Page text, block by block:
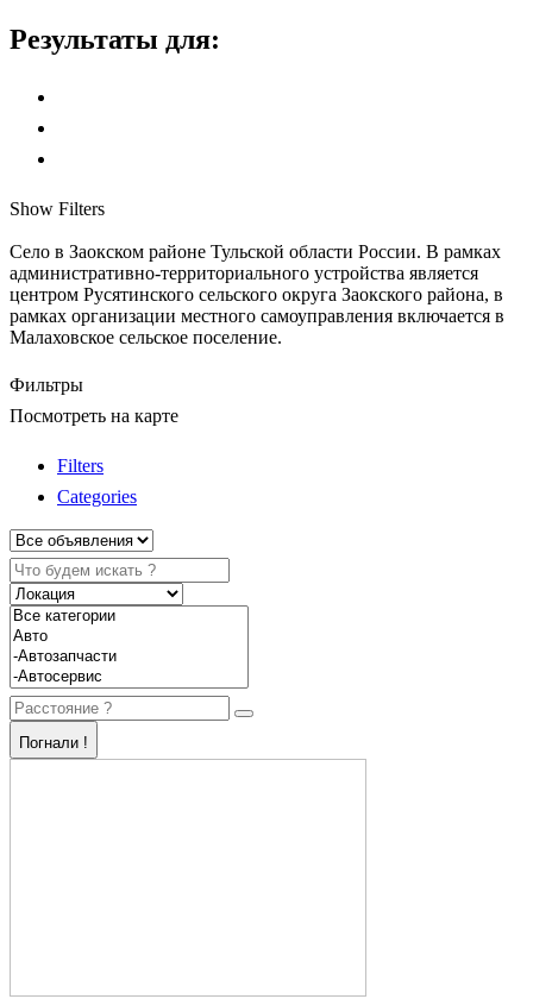
Результаты для:
Show Filters
Село в Заокском районе Тульской области России. В рамках
административно-территориального устройства является
центром Русятинского сельского округа Заокского района, в
рамках организации местного самоуправления включается в
Малаховское сельское поселение.
Фильтры
Посмотреть на карте
Filters
Categories
Погнали !